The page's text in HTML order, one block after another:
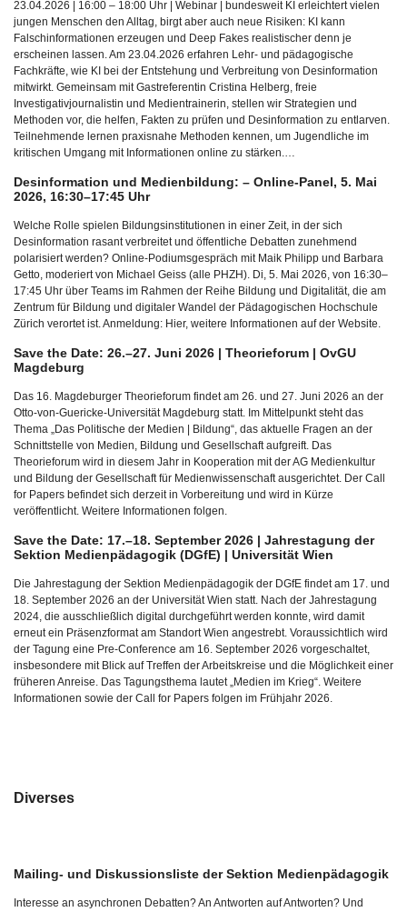
23.04.2026 | 16:00 – 18:00 Uhr | Webinar | bundesweit KI erleichtert vielen
jungen Menschen den Alltag, birgt aber auch neue Risiken: KI kann
Falschinformationen erzeugen und Deep Fakes realistischer denn je
erscheinen lassen. Am 23.04.2026 erfahren Lehr- und pädagogische
Fachkräfte, wie KI bei der Entstehung und Verbreitung von Desinformation
mitwirkt. Gemeinsam mit Gastreferentin Cristina Helberg, freie
Investigativjournalistin und Medientrainerin, stellen wir Strategien und
Methoden vor, die helfen, Fakten zu prüfen und Desinformation zu entlarven.
Teilnehmende lernen praxisnahe Methoden kennen, um Jugendliche im
kritischen Umgang mit Informationen online zu stärken.…
Desinformation und Medienbildung: – Online-Panel, 5. Mai
2026, 16:30–17:45 Uhr
Welche Rolle spielen Bildungsinstitutionen in einer Zeit, in der sich
Desinformation rasant verbreitet und öffentliche Debatten zunehmend
polarisiert werden? Online-Podiumsgespräch mit Maik Philipp und Barbara
Getto, moderiert von Michael Geiss (alle PHZH). Di, 5. Mai 2026, von 16:30–
17:45 Uhr über Teams im Rahmen der Reihe Bildung und Digitalität, die am
Zentrum für Bildung und digitaler Wandel der Pädagogischen Hochschule
Zürich verortet ist. Anmeldung: Hier, weitere Informationen auf der Website.
Save the Date: 26.–27. Juni 2026 | Theorieforum | OvGU
Magdeburg
Das 16. Magdeburger Theorieforum findet am 26. und 27. Juni 2026 an der
Otto-von-Guericke-Universität Magdeburg statt. Im Mittelpunkt steht das
Thema „Das Politische der Medien | Bildung“, das aktuelle Fragen an der
Schnittstelle von Medien, Bildung und Gesellschaft aufgreift. Das
Theorieforum wird in diesem Jahr in Kooperation mit der AG Medienkultur
und Bildung der Gesellschaft für Medienwissenschaft ausgerichtet. Der Call
for Papers befindet sich derzeit in Vorbereitung und wird in Kürze
veröffentlicht. Weitere Informationen folgen.
Save the Date: 17.–18. September 2026 | Jahrestagung der
Sektion Medienpädagogik (DGfE) | Universität Wien
Die Jahrestagung der Sektion Medienpädagogik der DGfE findet am 17. und
18. September 2026 an der Universität Wien statt. Nach der Jahrestagung
2024, die ausschließlich digital durchgeführt werden konnte, wird damit
erneut ein Präsenzformat am Standort Wien angestrebt. Voraussichtlich wird
der Tagung eine Pre-Conference am 16. September 2026 vorgeschaltet,
insbesondere mit Blick auf Treffen der Arbeitskreise und die Möglichkeit einer
früheren Anreise. Das Tagungsthema lautet „Medien im Krieg“. Weitere
Informationen sowie der Call for Papers folgen im Frühjahr 2026.
Diverses
Mailing- und Diskussionsliste der Sektion Medienpädagogik
Interesse an asynchronen Debatten? An Antworten auf Antworten? Und